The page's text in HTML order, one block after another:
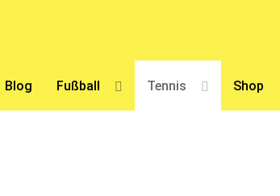
Blog Fußball Tennis Shop